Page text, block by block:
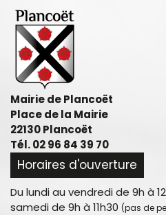
Mairie de Plancoët
Place de la Mairie
22130 Plancoët
Tél. 02 96 84 39 70
Horaires d'ouverture
Du lundi au vendredi de 9h à
samedi de 9h à 11h30 (pas de